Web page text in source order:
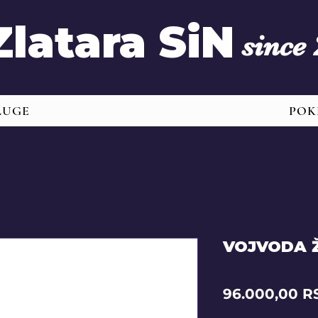
SiN since
VOJVODA
96.000,00